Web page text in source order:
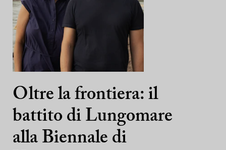
Oltre la frontiera: il
battito di Lungomare
alla Biennale di